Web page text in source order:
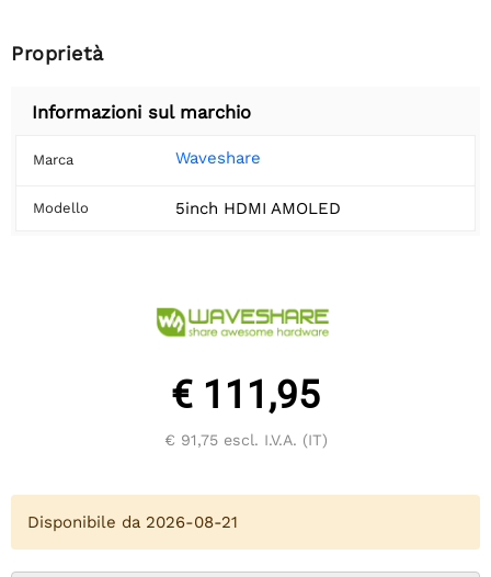
Proprietà
Informazioni sul marchio
Marca Waveshare
Modello 5inch HDMI AMOLED
€ 111,95
€ 91,75escl. I.V.A. (IT)
Disponibile da 2026-08-21